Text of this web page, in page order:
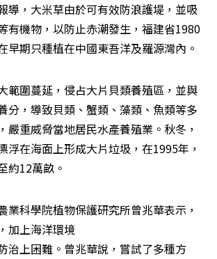
導，大米草由於可有效防浪護堤，並吸
有機物，以防止赤潮發生，福建省1980
早期只種植在中國東吾洋及羅源灣內。
範圍蔓延，侵占大片貝類養殖區，並與
分，導致貝類、蟹類、藻類、魚類等多
嚴重威脅當地居民水產養殖業。秋冬，
浮在海面上形成大片垃圾，在1995年，
約12萬畝。
業科學院植物保護研究所曾兆華表示，
加上海洋環境
治上困難。曾兆華說，嘗試了多種方